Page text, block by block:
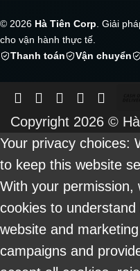
© 2026 Hà Tiên Corp . Giải
cho vận hành thực tế.
Thanh toán
Vận chuyển
Copyright 2026 ©
Your privacy choices:
to keep this website
With your permission,
cookies to
website and
campaigns and